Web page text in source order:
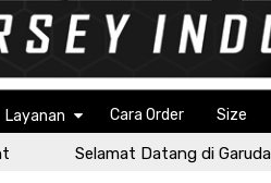
Layanan Cara Order Size
Selamat Datang di Garuda